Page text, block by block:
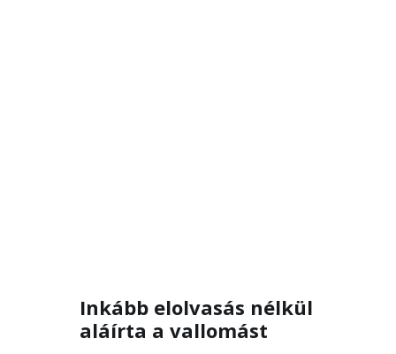
Inkább elolvasás nélkül
aláírta a vallomást